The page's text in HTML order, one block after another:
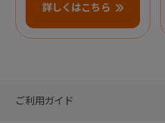
詳しくはこちら
ご利用ガイド